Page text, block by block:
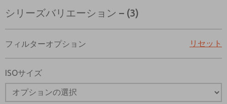
シリーズバリエーション – (3)
フィルターオプション リセット
ISOサイズ
ご希望の連絡方法は？
*はい、プライバシー ポリシーを読みました。提供した
よび保存されることに同意します。私のデータは、私の
るために厳密に指定された場合にのみ使用されます。